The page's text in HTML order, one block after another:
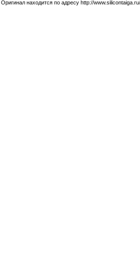
Оригинал находится по адресу http://